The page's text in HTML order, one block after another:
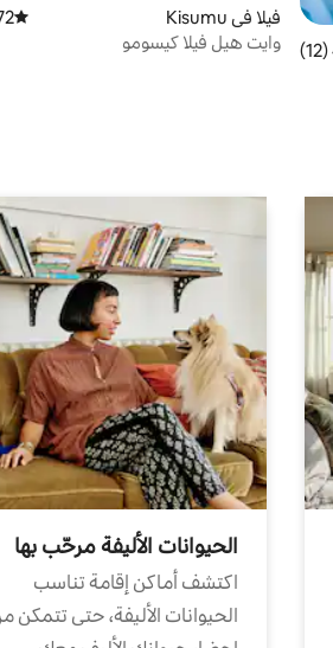
من 5، 12 مراجعات
فيلا في Kisumu متوسط
وايت هيل فيلا كيسومو
الحيوانات الأليفة مرحّب بها
اكتشف أماكن إقامة تناسب
الحيوانات الأليفة، حتى تتمكن